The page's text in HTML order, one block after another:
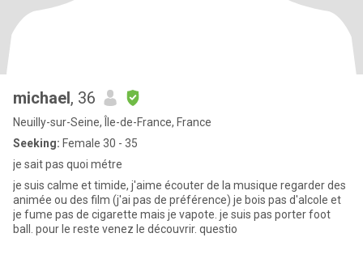
michael, 36
Neuilly-sur-Seine, Île-de-France, France
Seeking: Female 30 - 35
je sait pas quoi métre
je suis calme et timide, j'aime écouter de la musique regarder des
animée ou des film (j'ai pas de préférence) je bois pas d'alcole et
je fume pas de cigarette mais je vapote. je suis pas porter foot
ball. pour le reste venez le découvrir. questio